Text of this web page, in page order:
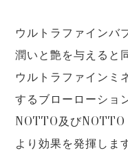
ウルトラファインバ
潤いと艶を与えると
ウルトラファインミ
するブローローション
NOTTO及びNOTTO
より効果を発揮します